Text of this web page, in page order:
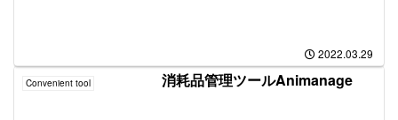
2022.03.29
Convenient tool 消耗品管理ツールAnimanage